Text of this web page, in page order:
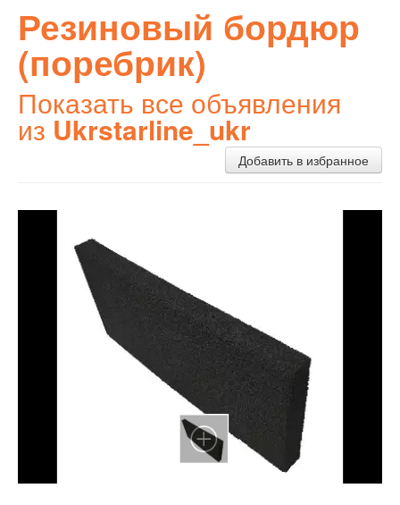
Резиновый бордюр
(поребрик)
Показать все объявления
из Ukrstarline_ukr
Добавить в избранное